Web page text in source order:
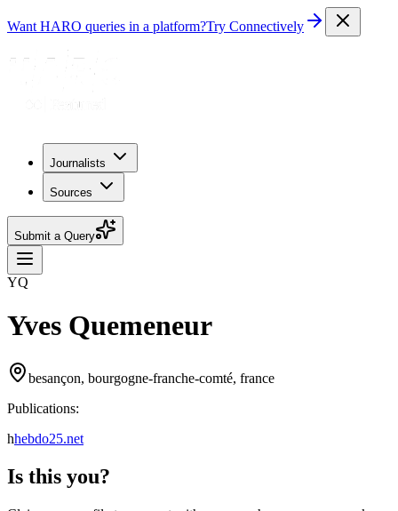
Want HARO queries in a platform?Try Connectively
Journalists
Sources
Submit a Query
YQ
Yves Quemeneur
besançon, bourgogne-franche-comté, france
Publications:
hhebdo25.net
Is this you?